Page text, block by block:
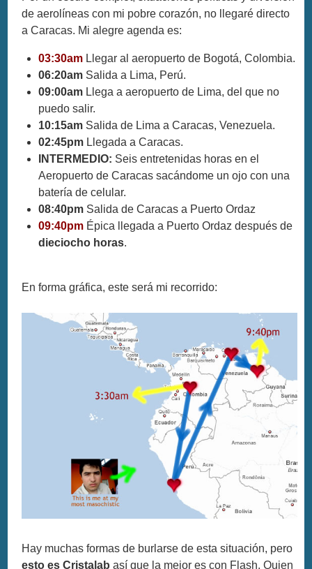
de aerolíneas con mi pobre corazón, no llegaré directo
a Caracas. Mi alegre agenda es:
03:30am Llegar al aeropuerto de Bogotá, Colombia.
06:20am Salida a Lima, Perú.
09:00am Llega a aeropuerto de Lima, del que no
puedo salir.
10:15am Salida de Lima a Caracas, Venezuela.
02:45pm Llegada a Caracas.
INTERMEDIO: Seis entretenidas horas en el
Aeropuerto de Caracas sacándome un ojo con una
batería de celular.
08:40pm Salida de Caracas a Puerto Ordaz
09:40pm Épica llegada a Puerto Ordaz después de
dieciocho horas.
En forma gráfica, este será mi recorrido:
Hay muchas formas de burlarse de esta situación, pero
esto es Cristalab así que la mejor es con Flash. Quien